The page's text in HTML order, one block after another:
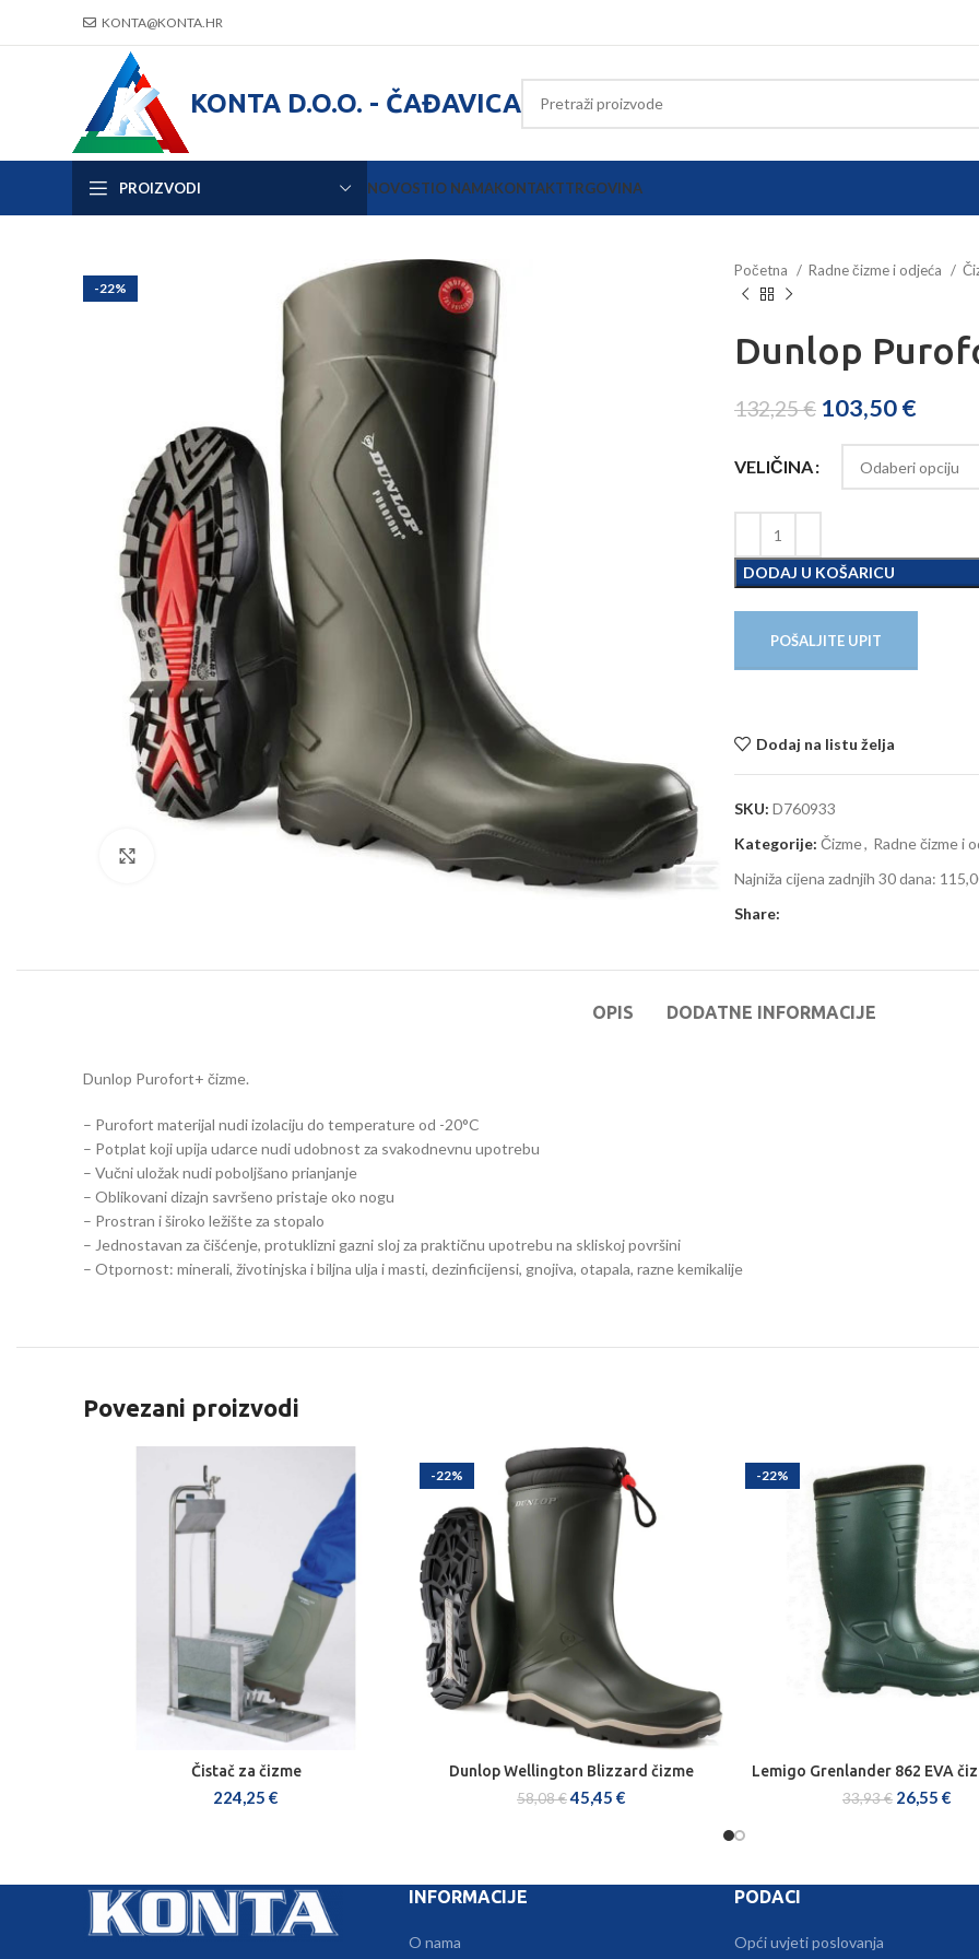
KONTA@KONTA.HR
KONTA D.O.O. - ČAĐAVICA
PROIZVODI NOVOSTIO NAMAKONTAKTTRGOVINA
-22%
Početna Radne čizme i odjeća
Dunlop
132,25€ 103,50€
VELIČINA
DODAJ U KOŠARICU
POŠALJITE UPIT
Dodaj na listu želja
SKU: D760933
Kategorije: Čizme, Radne čizme i
Najniža cijena zadnjih 30 dana:
Share:
OPIS DODATNE INFORMACIJE
Dunlop Purofort+ čizme.
– Purofort materijal nudi izolaciju do temperature od -20°C
– Potplat koji upija udarce nudi udobnost za svakodnevnu upotrebu
– Vučni uložak nudi poboljšano prianjanje
– Oblikovani dizajn savršeno pristaje oko nogu
– Prostran i široko ležište za stopalo
– Jednostavan za čišćenje, protuklizni gazni sloj za praktičnu upotrebu na skliskoj površini
– Otpornost: minerali, životinjska i biljna ulja i masti, dezinficijensi, gnojiva, otapala, razne kemikalije
Povezani proizvodi
DODAJ U KOŠARICU
Čistač za čizme
224,25 €
-22%
ODABERI OPCIJE
Dunlop Wellington Blizzard čizme
58,08€45,45 €
-22%
ODABERI OPCIJE
Lemigo Grenlander 862 EVA
33,93€ 26,55 €
INFORMACIJE
O nama
PODACI
Opći uvjeti poslovanja